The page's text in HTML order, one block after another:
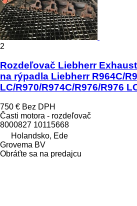
2
Rozdeľovač Liebherr
na rýpadla Liebherr R964C/
LC/R970/R974C/R976/R976
750 € Bez DPH
Časti motora - rozdeľovač
8000827 10115668
Holandsko, Ede
Grovema BV
Obráťte sa na predajcu